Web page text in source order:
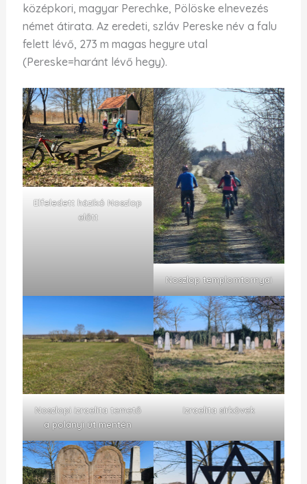
középkori, magyar Perechke, Pölöske elnevezés
német átirata. Az eredeti, szláv Pereske név a falu
felett lévő, 273 m magas hegyre utal
(Pereske=haránt lévő hegy).
Elfeledett házikó Noszlop
előtt
Noszlop templomtornyai
Noszlopi izraelita temető
a polányi út mentén
Izraelita sírkövek